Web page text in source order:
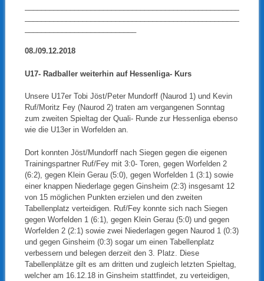
08./09.12.2018
U17- Radballer weiterhin auf Hessenliga- Kurs
Unsere U17er Tobi Jöst/Peter Mundorff (Naurod 1) und Kevin
Ruf/Moritz Fey (Naurod 2) traten am vergangenen Sonntag
zum zweiten Spieltag der Quali- Runde zur Hessenliga ebenso
wie die U13er in Worfelden an.
Dort konnten Jöst/Mundorff nach Siegen gegen die eigenen
Trainingspartner Ruf/Fey mit 3:0- Toren, gegen Worfelden 2
(6:2), gegen Klein Gerau (5:0), gegen Worfelden 1 (3:1) sowie
einer knappen Niederlage gegen Ginsheim (2:3) insgesamt 12
von 15 möglichen Punkten erzielen und den zweiten
Tabellenplatz verteidigen. Ruf/Fey konnte sich nach Siegen
gegen Worfelden 1 (6:1), gegen Klein Gerau (5:0) und gegen
Worfelden 2 (2:1) sowie zwei Niederlagen gegen Naurod 1 (0:3)
und gegen Ginsheim (0:3) sogar um einen Tabellenplatz
verbessern und belegen derzeit den 3. Platz. Diese
Tabellenplätze gilt es am dritten und zugleich letzten Spieltag,
welcher am 16.12.18 in Ginsheim stattfindet, zu verteidigen,